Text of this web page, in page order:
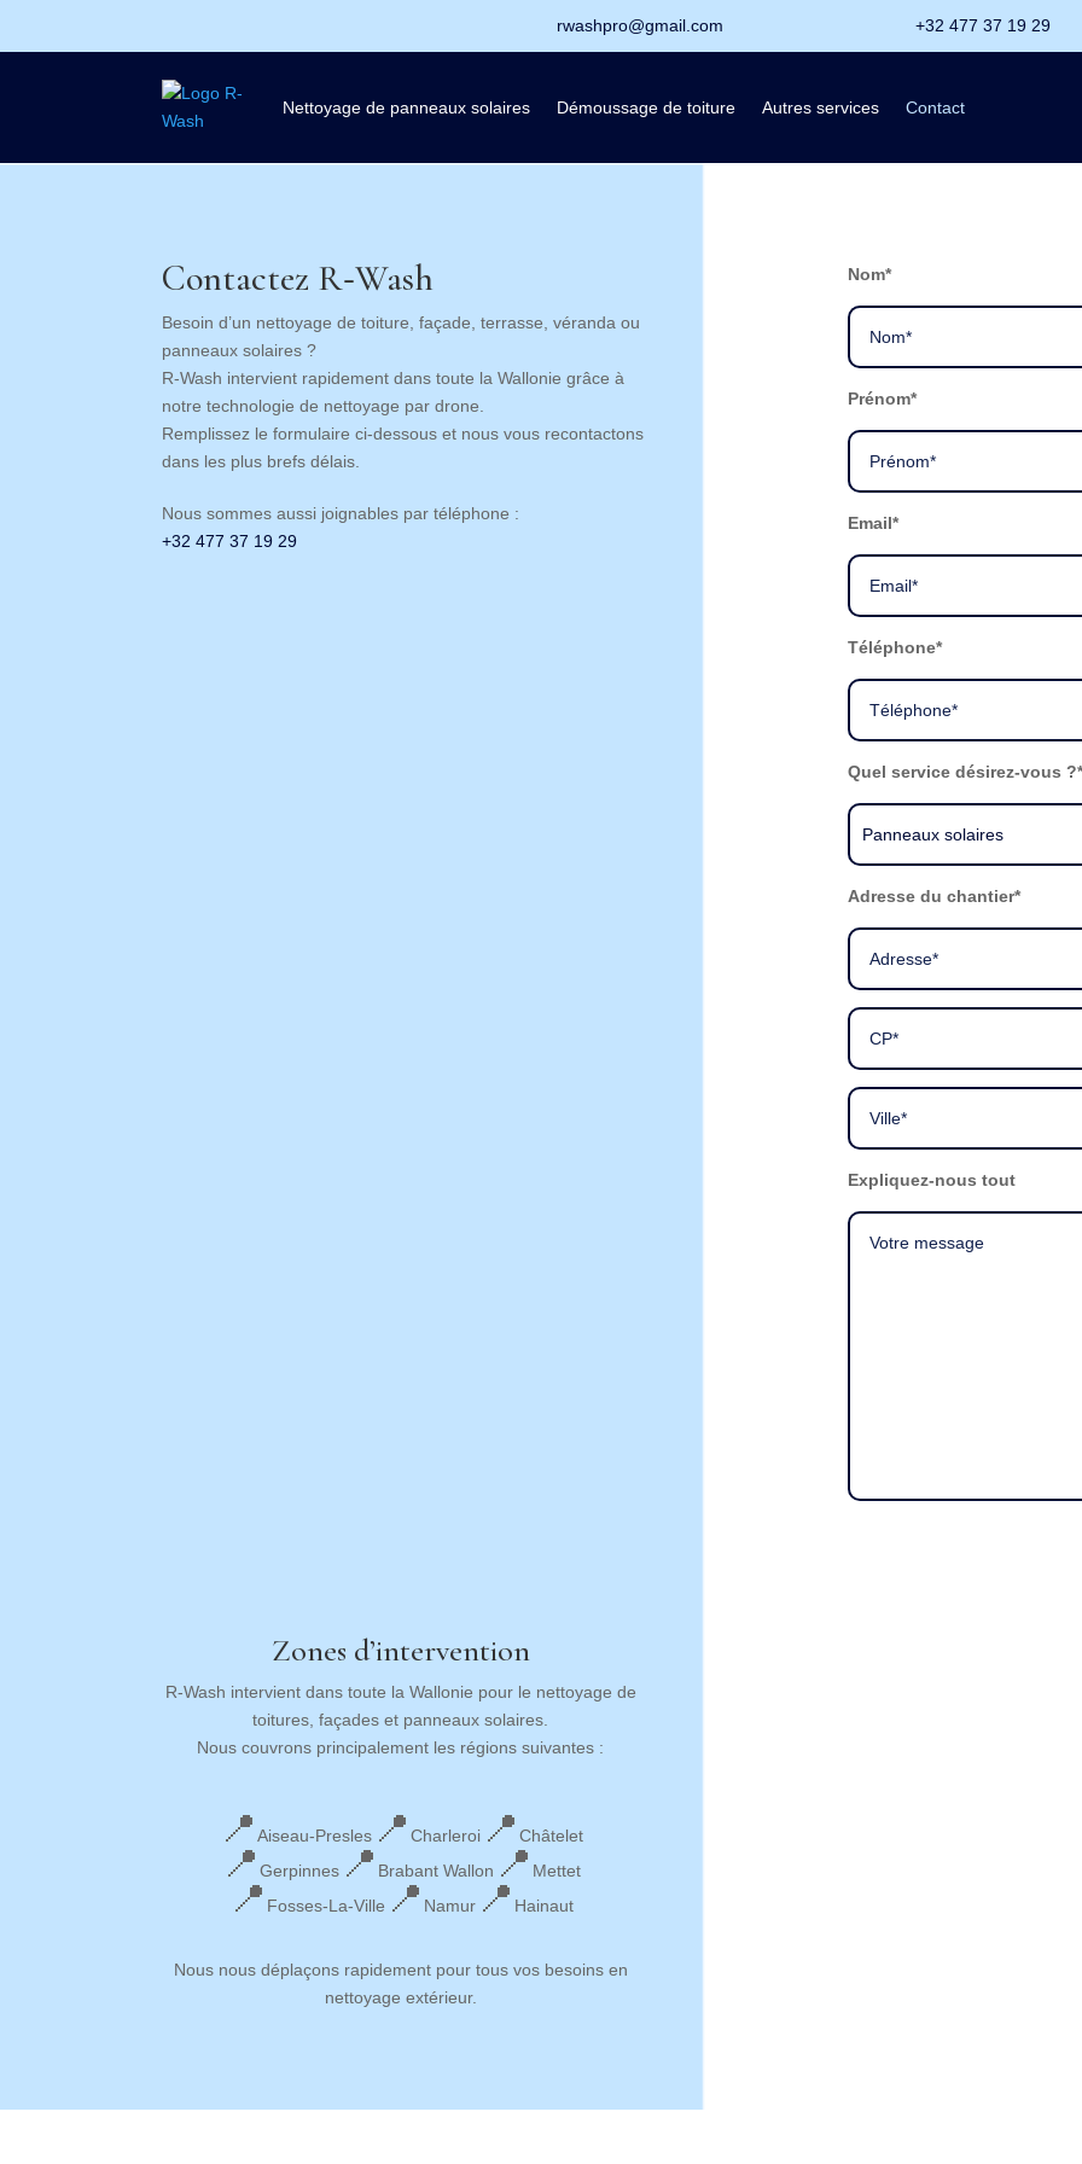
rwashpro@gmail.com +32 477 37 19 29
Nettoyage de panneaux solaires Démoussage de toiture Autres services Contact
Contactez R‑Wash
Besoin d’un nettoyage de toiture, façade, terrasse, véranda ou
panneaux solaires ?
R‑Wash intervient rapidement dans toute la Wallonie grâce à
notre technologie de nettoyage par drone.
Remplissez le formulaire ci‑dessous et nous vous recontactons
dans les plus brefs délais.
Nous sommes aussi joignables par téléphone :
+32 477 37 19 29
Nom*
Prénom*
Email*
Téléphone*
Quel service désirez-vous ?*
Adresse du chantier*
Expliquez-nous tout
Zones d’intervention
R‑Wash intervient dans toute la Wallonie pour le nettoyage de
toitures, façades et panneaux solaires.
Nous couvrons principalement les régions suivantes :
📍 Aiseau-Presles📍 Charleroi📍 Châtelet
📍 Gerpinnes📍 Brabant Wallon 📍 Mettet
📍 Fosses-La-Ville 📍 Namur📍 Hainaut
Nous nous déplaçons rapidement pour tous vos besoins en
nettoyage extérieur.